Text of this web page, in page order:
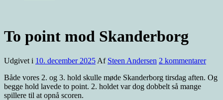
To point mod Skanderborg
Udgivet i 10. december 2025 Af Steen Andersen 2 kommentarertil
point
Både vores 2. og 3. hold skulle møde Skanderborg tirsdag aften. Og
begge hold lavede to point. 2. holdet var dog dobbelt så mange
spillere til at opnå scoren.